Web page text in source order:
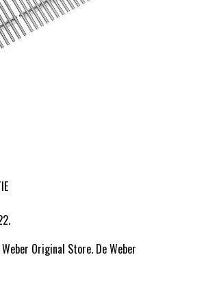
Original Store. De Weber